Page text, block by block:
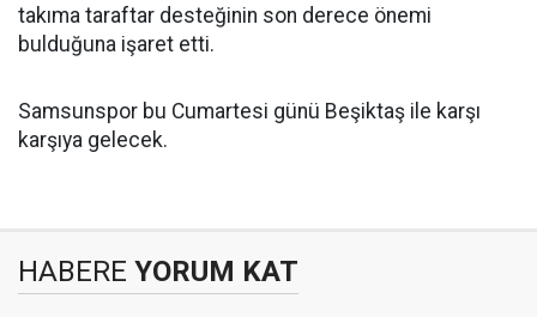
takıma taraftar desteğinin son derece önemi
bulduğuna işaret etti.
Samsunspor bu Cumartesi günü Beşiktaş ile karşı
karşıya gelecek.
HABERE YORUM KAT